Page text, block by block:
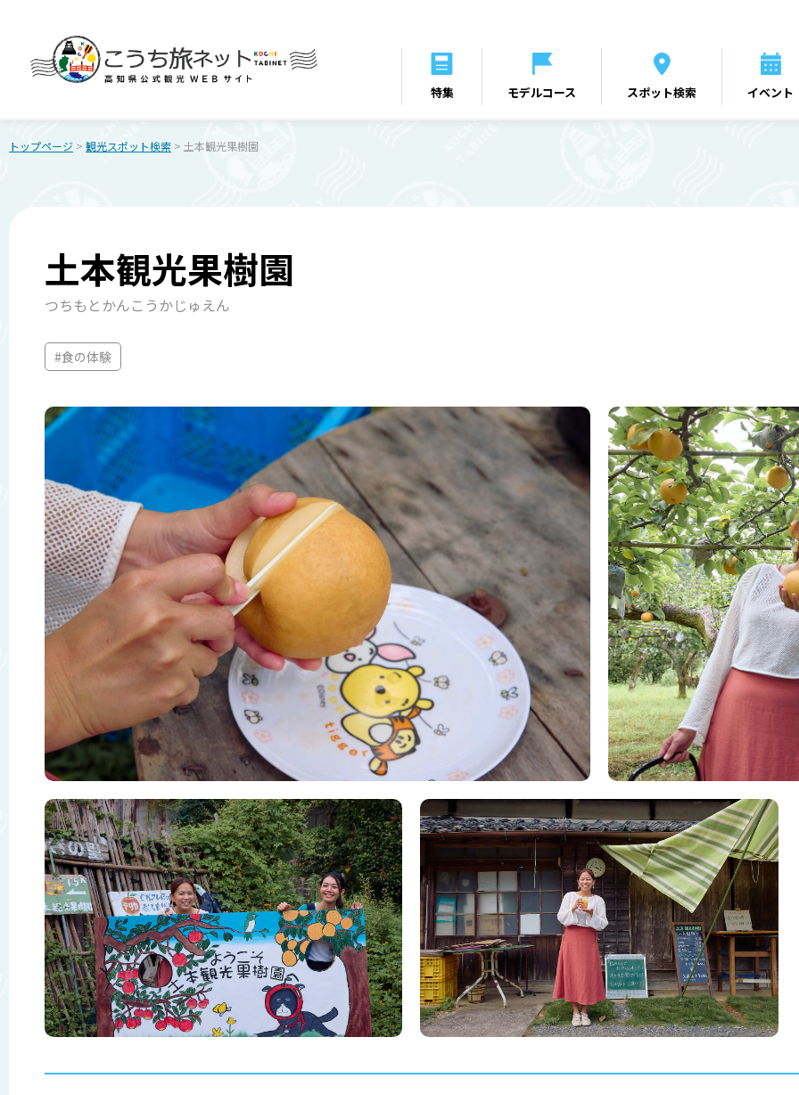
特集 モデルコース スポット検索 イベント
トップページ > 観光スポット検索 > 土本観光果樹園
土本観光果樹園
つちもとかんこうかじゅえん
#食の体験